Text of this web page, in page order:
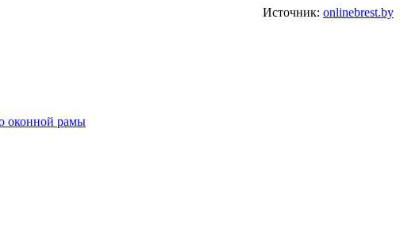
Источник: onlinebrest.by
оконной рамы